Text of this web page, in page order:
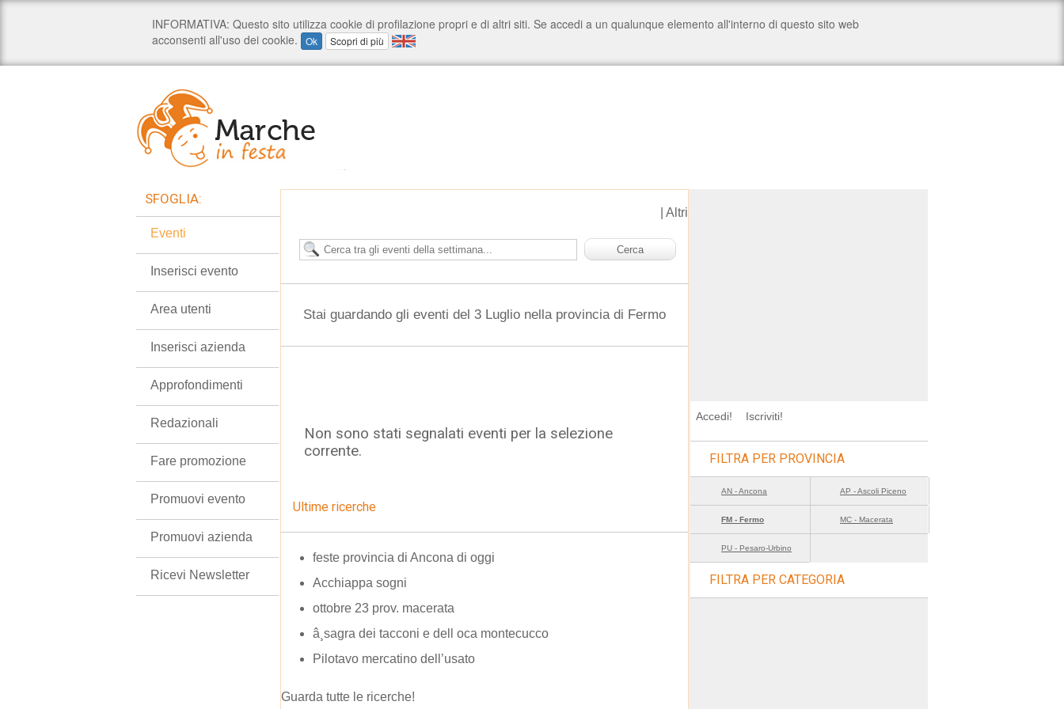
Altri
Stai guardando gli eventi del 3 Luglio nella provincia di Fermo
Non sono stati segnalati eventi per la selezione
corrente.
Ultime ricerche
feste provincia di Ancona di oggi
Acchiappa sogni
ottobre 23 prov. macerata
â¸sagra dei tacconi e dell oca montecucco
Pilotavo mercatino dell’usato
Guarda tutte le ricerche!
SFOGLIA:
Eventi
Inserisci evento
Area utenti
Inserisci azienda
Approfondimenti
Redazionali
Fare promozione
Promuovi evento
Promuovi azienda
Ricevi Newsletter
Accedi! Iscriviti!
FILTRA PER PROVINCIA
AN - Ancona AP - Ascoli Piceno
FM - Fermo MC - Macerata
PU - Pesaro-Urbino
FILTRA PER CATEGORIA